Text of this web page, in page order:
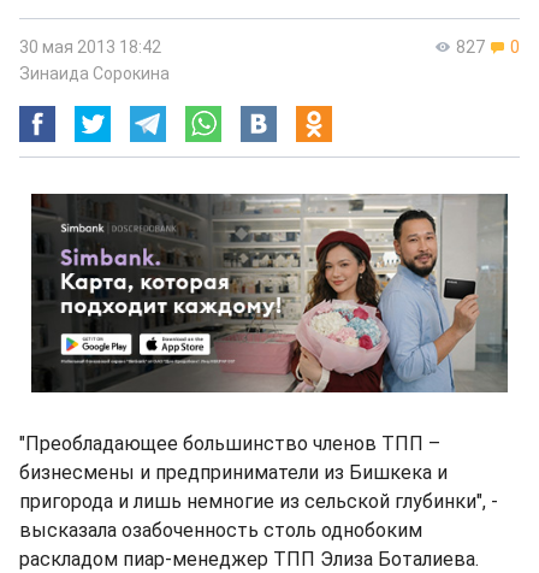
827 0
30 мая 2013 18:42
Зинаида Сорокина
"Преобладающее большинство членов ТПП –
бизнесмены и предприниматели из Бишкека и
пригорода и лишь немногие из сельской глубинки", -
высказала озабоченность столь однобоким
раскладом пиар-менеджер ТПП Элиза Боталиева.